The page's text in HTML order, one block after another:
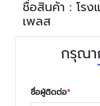
ชื่อสินค้า : โร
เพลส
กรุณ
ชื่อผู้ติดต่อ